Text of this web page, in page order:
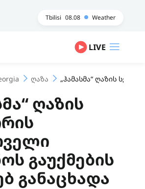
Tbilisi 08.08 Weather
LIVE
ღაზა „ჰამასმა“ ღაზის
ღაზის
გაუქმების
განაცხადა